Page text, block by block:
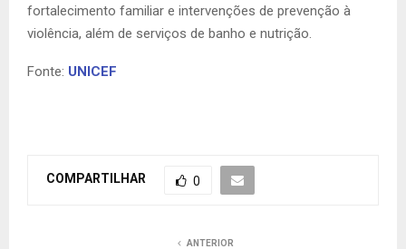
fortalecimento familiar e intervenções de prevenção à
violência, além de serviços de banho e nutrição.
Fonte: UNICEF
COMPARTILHAR 0
ANTERIOR